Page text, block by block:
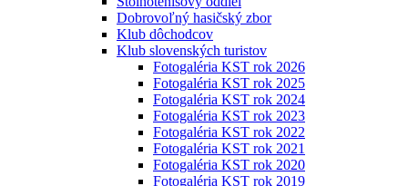
Dobrovoľný hasičský zbor
Klub dôchodcov
Klub slovenských turistov
Fotogaléria KST rok 2026
Fotogaléria KST rok 2025
Fotogaléria KST rok 2024
Fotogaléria KST rok 2023
Fotogaléria KST rok 2022
Fotogaléria KST rok 2021
Fotogaléria KST rok 2020
Fotogaléria KST rok 2019